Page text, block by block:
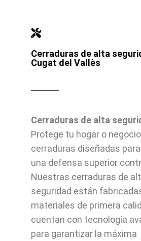
Cerraduras de alta
Cugat del Vallès
Cerraduras de alta
Protege tu hogar o
cerraduras diseñadas
una defensa superior
Nuestras cerraduras de
seguridad están
materiales de primera
cuentan con tecnología
para garantizar la máxima